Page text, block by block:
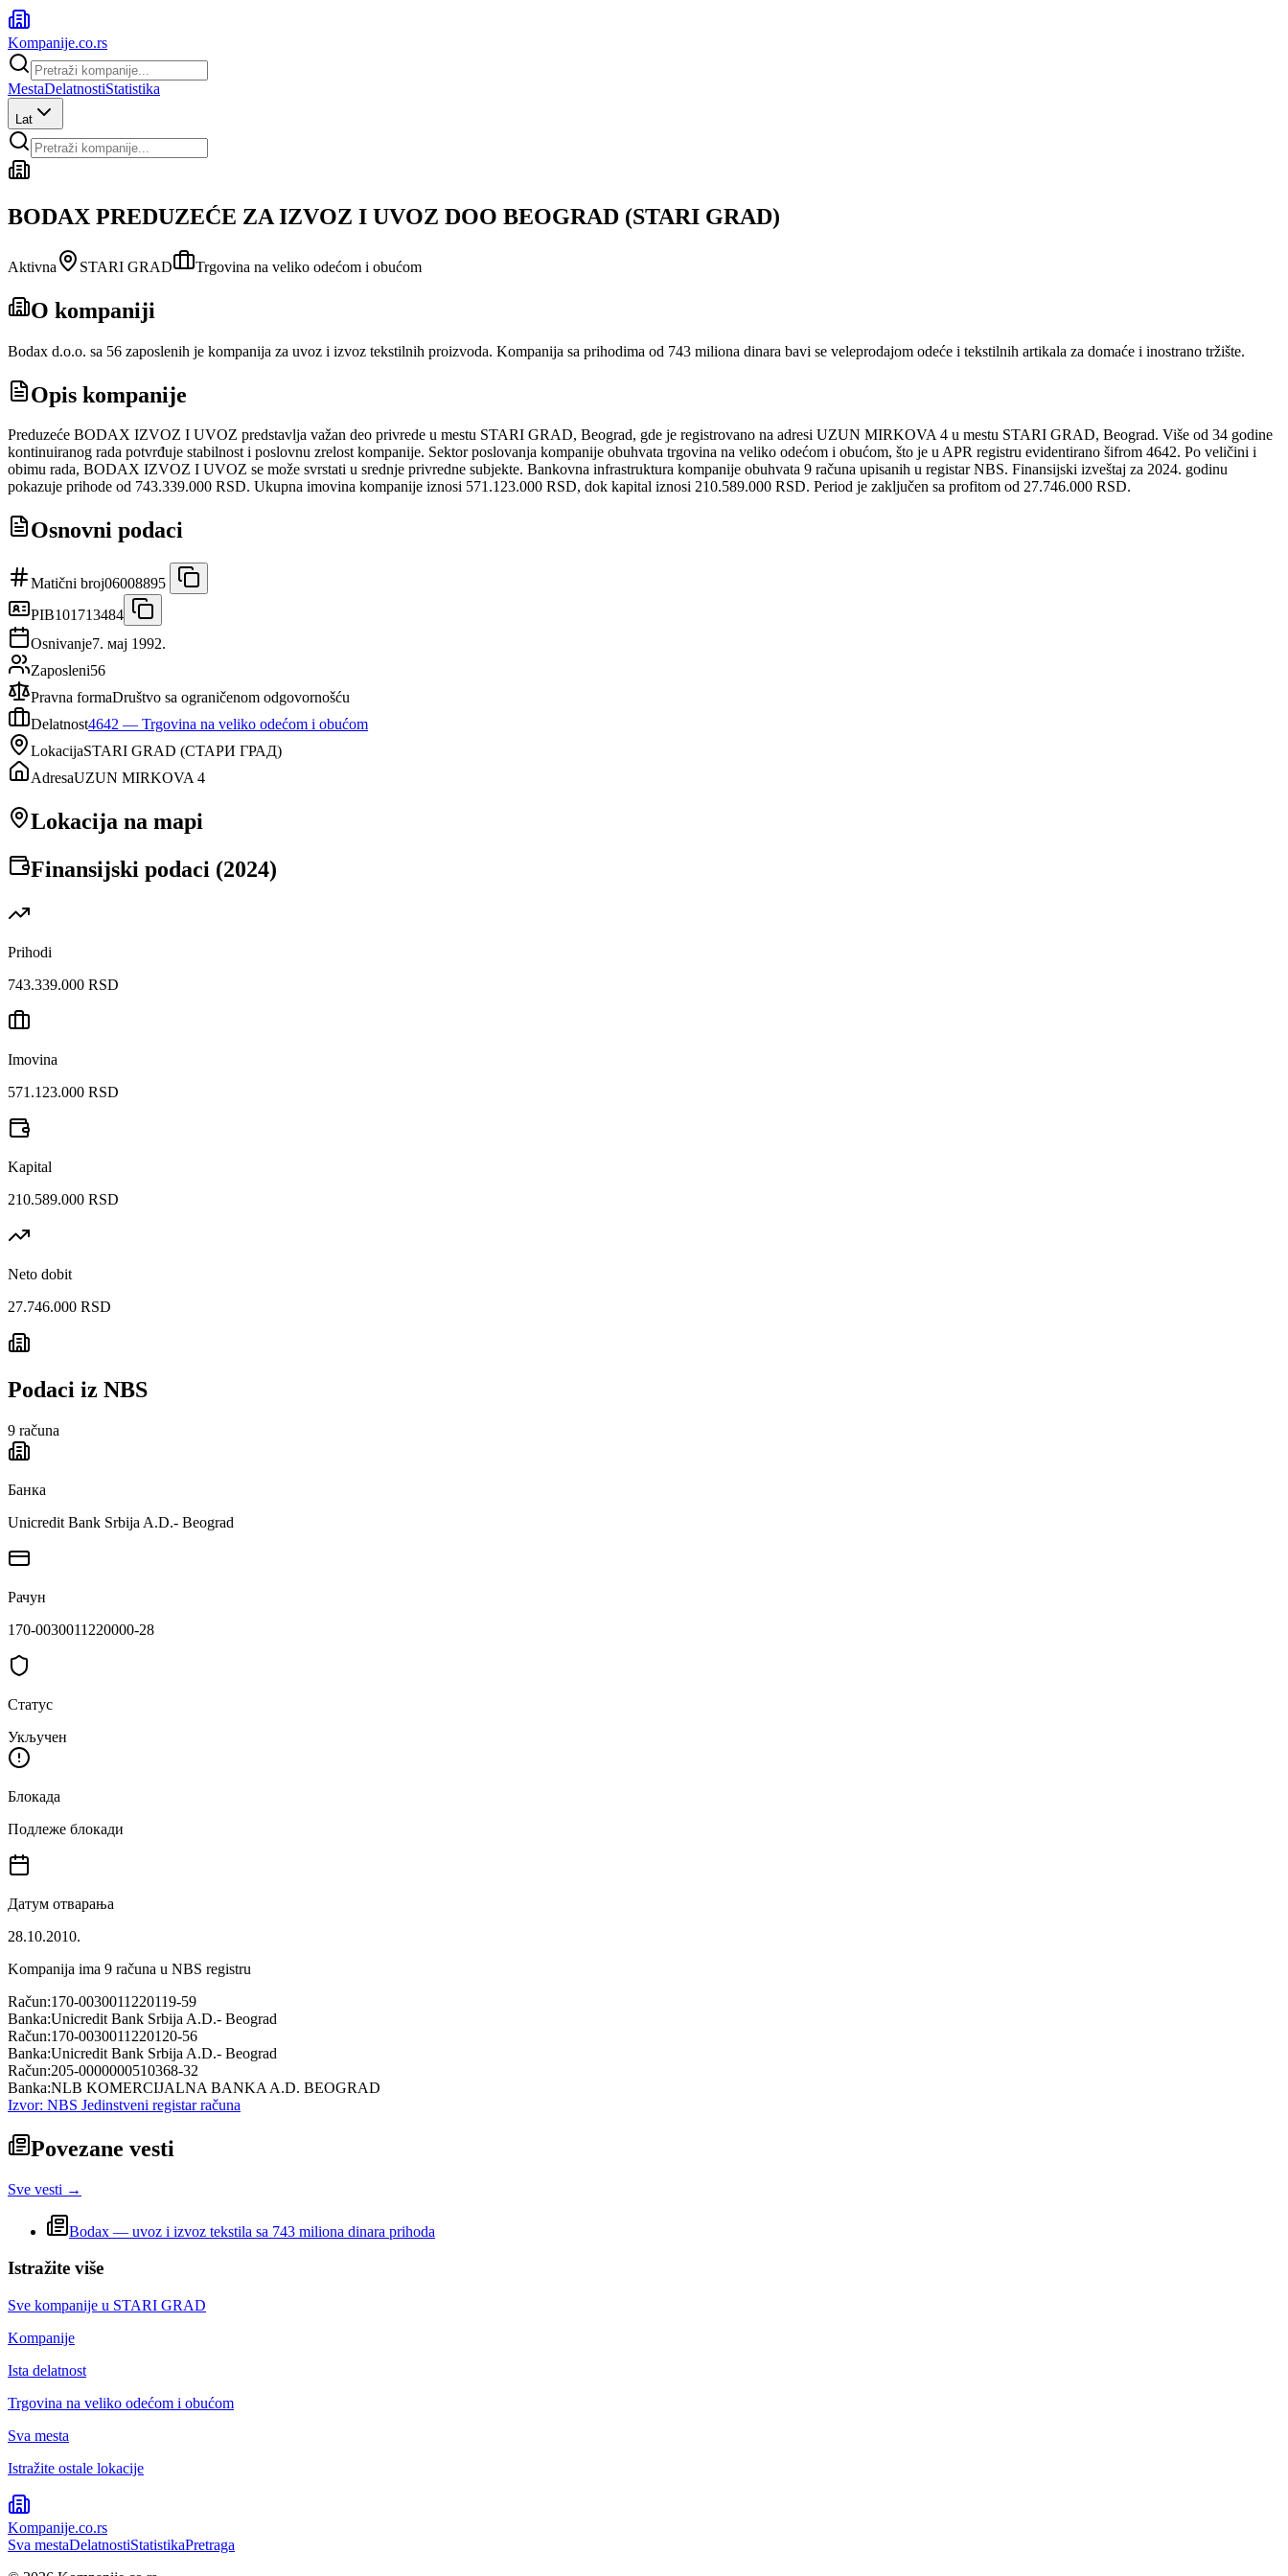
Kompanije.co.rs
MestaDelatnostiStatistika
Lat
BODAX PREDUZEĆE ZA IZVOZ I UVOZ DOO BEOGRAD (STARI GRAD)
Aktivna STARI GRAD Trgovina na veliko odećom i obućom
O kompaniji
Bodax d.o.o. sa 56 zaposlenih je kompanija za uvoz i izvoz tekstilnih proizvoda. Kompanija sa prihodima od 743 miliona dinara bavi se veleprodajom odeće i tekstilnih artikala za domaće i inostrano tržište.
Opis kompanije
Preduzeće BODAX IZVOZ I UVOZ predstavlja važan deo privrede u mestu STARI GRAD, Beograd, gde je registrovano na adresi UZUN MIRKOVA 4 u mestu STARI GRAD, Beograd. Više od 34 godine
kontinuiranog rada potvrđuje stabilnost i poslovnu zrelost kompanije. Sektor poslovanja kompanije obuhvata trgovina na veliko odećom i obućom, što je u APR registru evidentirano šifrom 4642. Po veličini i
obimu rada, BODAX IZVOZ I UVOZ se može svrstati u srednje privredne subjekte. Bankovna infrastruktura kompanije obuhvata 9 računa upisanih u registar NBS. Finansijski izveštaj za 2024. godinu
pokazuje prihode od 743.339.000 RSD. Ukupna imovina kompanije iznosi 571.123.000 RSD, dok kapital iznosi 210.589.000 RSD. Period je zaključen sa profitom od 27.746.000 RSD.
Osnovni podaci
Matični broj06008895
PIB101713484
Osnivanje7. мај 1992.
Zaposleni56
Pravna formaDruštvo sa ograničenom odgovornošću
Delatnost4642 — Trgovina na veliko odećom i obućom
LokacijaSTARI GRAD (СТАРИ ГРАД)
AdresaUZUN MIRKOVA 4
Lokacija na mapi
Finansijski podaci (2024)
Prihodi
743.339.000 RSD
Imovina
571.123.000 RSD
Kapital
210.589.000 RSD
Neto dobit
27.746.000 RSD
Podaci iz NBS
9 računa
Банка
Unicredit Bank Srbija A.D.- Beograd
Рачун
170-0030011220000-28
Статус
Укључен
Блокада
Подлеже блокади
Датум отварања
28.10.2010.
Kompanija ima 9 računa u NBS registru
Račun:170-0030011220119-59
Banka:Unicredit Bank Srbija A.D.- Beograd
Račun:170-0030011220120-56
Banka:Unicredit Bank Srbija A.D.- Beograd
Račun:205-0000000510368-32
Banka:NLB KOMERCIJALNA BANKA A.D. BEOGRAD
Izvor: NBS Jedinstveni registar računa
Povezane vesti
Sve vesti →
Bodax — uvoz i izvoz tekstila sa 743 miliona dinara prihoda
Istražite više
Sve kompanije u STARI GRAD
Kompanije
Ista delatnost
Trgovina na veliko odećom i obućom
Sva mesta
Istražite ostale lokacije
Kompanije.co.rs
Sva mestaDelatnostiStatistikaPretraga